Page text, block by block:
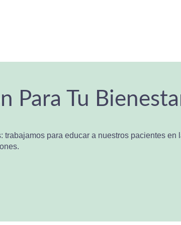
Para Tu
para educar a nuestros pacientes